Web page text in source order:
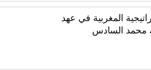
المغربية في عهد
محمد السادس